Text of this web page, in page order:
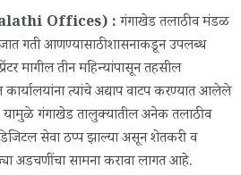
Offices) : गंगाखेड तलाठी व मंडळ
गती आणण्यासाठी शासनाकडून उपलब्ध
मागील तीन महिन्यांपासून तहसील
त्यांचे अद्याप वाटप करण्यात आलेले
गंगाखेड तालुक्यातील अनेक तलाठी व
सेवा ठप्प झाल्या असून शेतकरी व
अडचणींचा सामना करावा लागत आहे.